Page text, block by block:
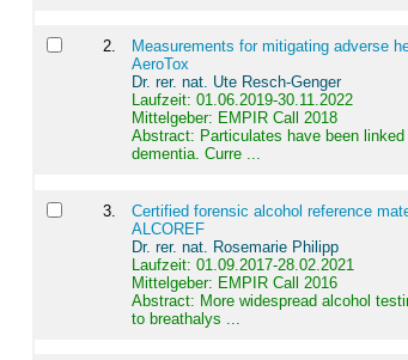
2.
Measurements for mitigating adverse
AeroTox
Dr. rer. nat. Ute Resch-Genger
Laufzeit: 01.06.2019-30.11.2022
Mittelgeber: EMPIR Call 2018
Abstract: Particulates have been
dementia. Curre ...
3.
Certified forensic alcohol reference
ALCOREF
Dr. rer. nat. Rosemarie Philipp
Laufzeit: 01.09.2017-28.02.2021
Mittelgeber: EMPIR Call 2016
Abstract: More widespread alcohol
to breathalys ...